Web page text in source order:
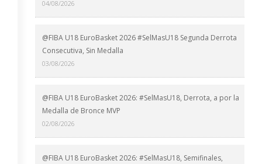
04/08/2026
@FIBA U18 EuroBasket 2026 #SelMasU18 Segunda Derrota
Consecutiva, Sin Medalla
03/08/2026
@FIBA U18 EuroBasket 2026: #SelMasU18, Derrota, a por la
Medalla de Bronce MVP
02/08/2026
@FIBA U18 EuroBasket 2026: #SelMasU18, Semifinales,